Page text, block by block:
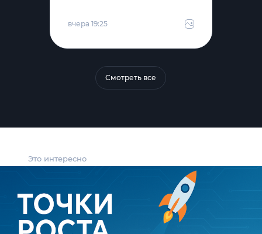
Это интересно
вчера 19:25
Смотреть все